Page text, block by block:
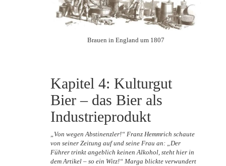
Brauen in England um 1807
Kapitel 4: Kulturgut
Bier – das Bier als
Industrieprodukt
„Von wegen Abstinenzler!“ Franz Hemmrich schaute
von seiner Zeitung auf und seine Frau an: „Der
Führer trinkt angeblich keinen Alkohol, steht hier in
dem Artikel – so ein Witz!“ Marga blickte verwundert